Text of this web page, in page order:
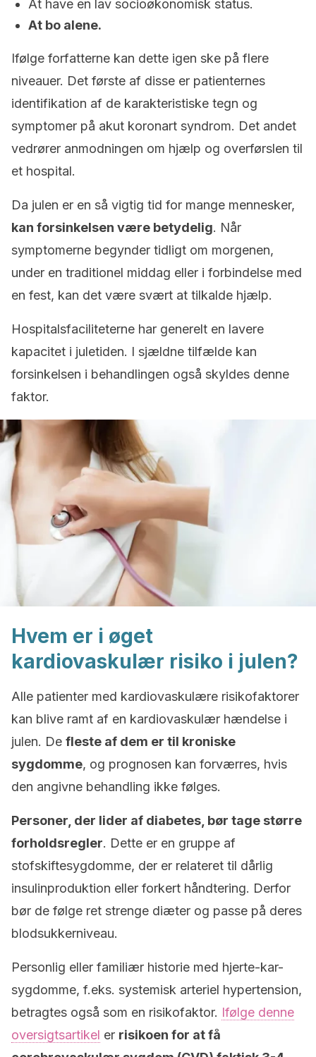
At have en lav socioøkonomisk status.
At bo alene.
Ifølge forfatterne kan dette igen ske på flere
niveauer. Det første af disse er patienternes
identifikation af de karakteristiske tegn og
symptomer på akut koronart syndrom. Det andet
vedrører anmodningen om hjælp og overførslen til
et hospital.
Da julen er en så vigtig tid for mange mennesker,
kan forsinkelsen være betydelig. Når
symptomerne begynder tidligt om morgenen,
under en traditionel middag eller i forbindelse med
en fest, kan det være svært at tilkalde hjælp.
Hospitalsfaciliteterne har generelt en lavere
kapacitet i juletiden. I sjældne tilfælde kan
forsinkelsen i behandlingen også skyldes denne
faktor.
Hvem er i øget
kardiovaskulær risiko i julen?
Alle patienter med kardiovaskulære risikofaktorer
kan blive ramt af en kardiovaskulær hændelse i
julen. De fleste af dem er til kroniske
sygdomme, og prognosen kan forværres, hvis
den angivne behandling ikke følges.
Personer, der lider af diabetes, bør tage større
forholdsregler. Dette er en gruppe af
stofskiftesygdomme, der er relateret til dårlig
insulinproduktion eller forkert håndtering. Derfor
bør de følge ret strenge diæter og passe på deres
blodsukkerniveau.
Personlig eller familiær historie med hjerte-kar-
sygdomme, f.eks. systemisk arteriel hypertension,
betragtes også som en risikofaktor. Ifølge denne
oversigtsartikel er risikoen for at få